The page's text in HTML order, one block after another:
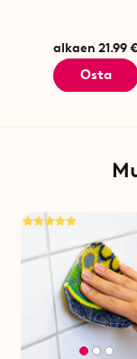
alkaen 21.99 €
Osta